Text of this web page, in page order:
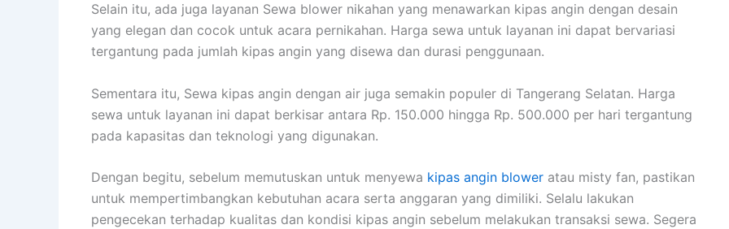
Selain itu, ada juga layanan Sewa blower nikahan yang menawarkan kipas angin dengan desain
yang elegan dan cocok untuk acara pernikahan. Harga sewa untuk layanan ini dapat bervariasi
tergantung pada jumlah kipas angin yang disewa dan durasi penggunaan.
Sementara itu, Sewa kipas angin dengan air juga semakin populer di Tangerang Selatan. Harga
sewa untuk layanan ini dapat berkisar antara Rp. 150.000 hingga Rp. 500.000 per hari tergantung
pada kapasitas dan teknologi yang digunakan.
Dengan begitu, sebelum memutuskan untuk menyewa kipas angin blower atau misty fan, pastikan
untuk mempertimbangkan kebutuhan acara serta anggaran yang dimiliki. Selalu lakukan
pengecekan terhadap kualitas dan kondisi kipas angin sebelum melakukan transaksi sewa. Segera